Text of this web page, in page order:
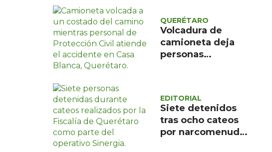
fundación con
música y talleres
comunitarios
QUERÉTARO
Volcadura de
camioneta deja
personas
EDITORIAL
Siete detenidos
tras ocho cateos
por narcomenudeo